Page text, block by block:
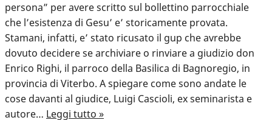
persona” per avere scritto sul bollettino parrocchiale
che l’esistenza di Gesu’ e’ storicamente provata.
Stamani, infatti, e’ stato ricusato il gup che avrebbe
dovuto decidere se archiviare o rinviare a giudizio don
Enrico Righi, il parroco della Basilica di Bagnoregio, in
provincia di Viterbo. A spiegare come sono andate le
cose davanti al giudice, Luigi Cascioli, ex seminarista e
autore… Leggi tutto »